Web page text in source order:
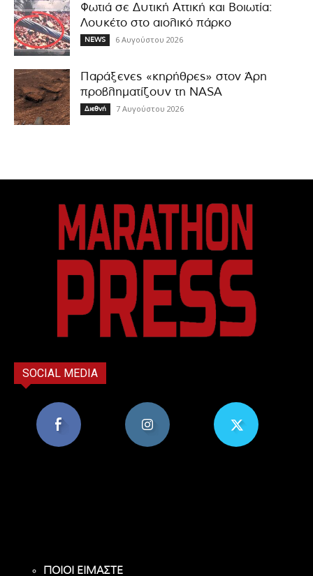
Φωτιά σε Δυτική Αττική και Βοιωτία:
Λουκέτο στο αιολικό πάρκο
NEWS 6 Αυγούστου 2026
Παράξενες «κηρήθρες» στον Άρη
προβληματίζουν τη NASA
Διεθνή 7 Αυγούστου 2026
SOCIAL MEDIA
ΠΟΙΟΙ ΕΙΜΑΣΤΕ